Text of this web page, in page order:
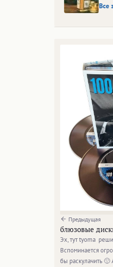
Все
Предыдущая
блюзовые
Эх, тут tyoma
Вспоминается
бы раскулачить